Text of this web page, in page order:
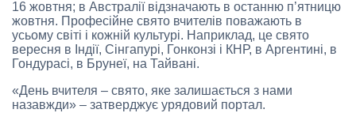
16 жовтня; в Австралії відзначають в останню п’ятницю
жовтня. Професійне свято вчителів поважають в
усьому світі і кожній культурі. Наприклад, це свято
вересня в Індії, Сінгапурі, Гонконзі і КНР, в Аргентині, в
Гондурасі, в Брунеї, на Тайвані.
«День вчителя – свято, яке залишається з нами
назавжди» – затверджує урядовий портал.